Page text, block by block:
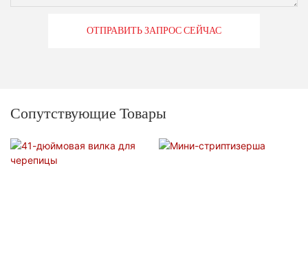
ОТПРАВИТЬ ЗАПРОС СЕЙЧАС
Сопутствующие Товары